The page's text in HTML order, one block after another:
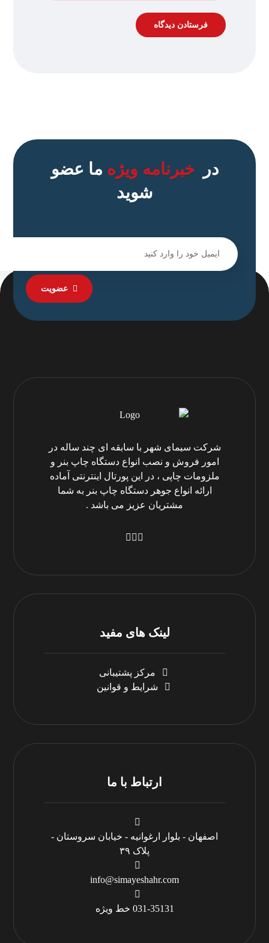
درخبرنامه ویژه ما عضو
شوید
عضویت
شرکت سیمای شهر با سابقه ای چند ساله در
امور فروش و نصب انواع دستگاه چاپ بنر و
ملزومات چاپی ، در این پورتال اینترنتی آماده
ارائه انواع جوهر دستگاه چاپ بنر به شما
مشتریان عزیز می باشد .
لینک های مفید
مرکز پشتیبانی
شرایط و قوانین
ارتباط با ما
اصفهان - بلوار ارغوانیه - خیابان سروستان -
پلاک ۳۹
info@simayeshahr.com
031-35131 خط ویژه